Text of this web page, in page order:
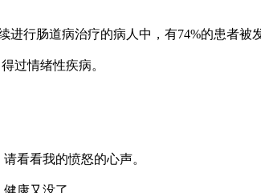
行肠道病治疗的病人中，有74%的患者被
过情绪性疾病。
看看我的愤怒的心声。
康又没了。